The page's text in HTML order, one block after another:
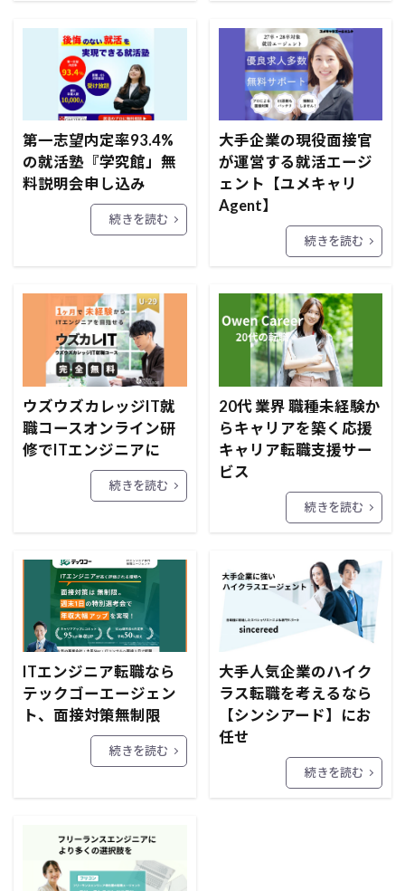
第一志望内定率93.4%
の就活塾『学究館」無
料説明会申し込み
続きを読む
大手企業の現役面接官
が運営する就活エージ
ェント【ユメキャリ
Agent】
続きを読む
ウズウズカレッジIT就
職コースオンライン研
修でITエンジニアに
続きを読む
20代 業界 職種未経験か
らキャリアを築く応援
キャリア転職支援サー
ビス
続きを読む
ITエンジニア転職なら
テックゴーエージェン
ト、面接対策無制限
続きを読む
大手人気企業のハイク
ラス転職を考えるなら
【シンシアード】にお
任せ
続きを読む